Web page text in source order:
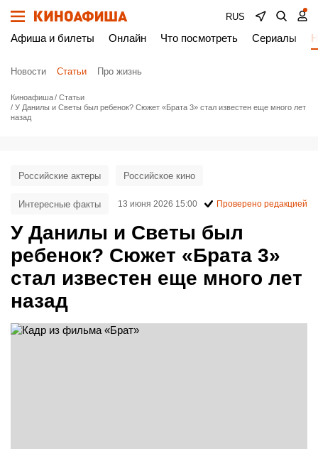
RUS
Афиша и билеты Онлайн Что посмотреть Сериалы
Новости Статьи Про жизнь
Киноафиша
Статьи
У Данилы и Светы был ребенок? Сюжет «Брата 3» стал известен еще много лет
назад
У Данилы и Светы был
ребенок? Сюжет «Брата 3»
стал известен еще много лет
назад
Российские актеры Российское кино
Интересные факты 13 июня 2026 15:00 Проверено редакцией